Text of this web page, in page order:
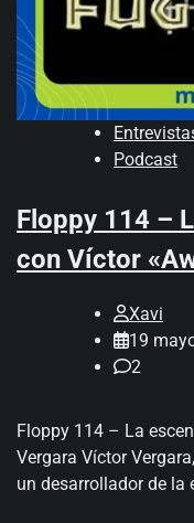
Podcast
Floppy 114 –
con Víctor
Xavi
19
2
Floppy 114 – La
Vergara Víctor
un desarrollador de la